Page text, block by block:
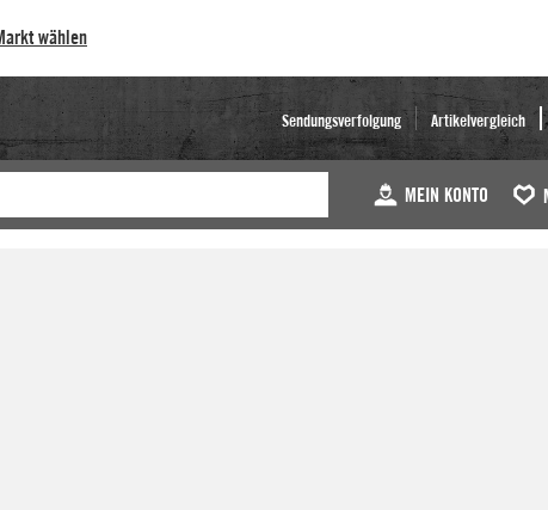
wählen
Sendungsverfolgung Artikelvergleich
MEIN KONTO